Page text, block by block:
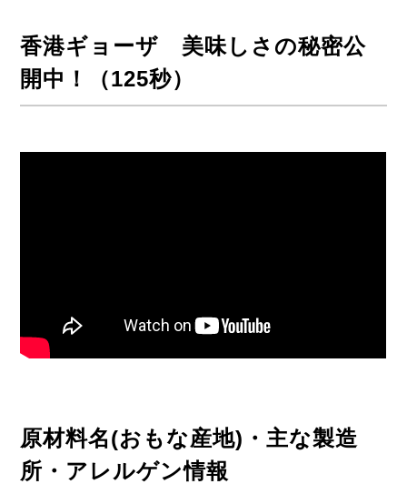
香港ギョーザ 美味しさの秘密公
開中！（125秒）
原材料名(おもな産地)・主な製造
所・アレルゲン情報